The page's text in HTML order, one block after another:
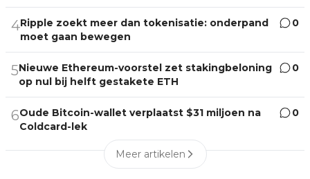
4Ripple zoekt meer dan tokenisatie: onderpand
moet gaan bewegen
0
5Nieuwe Ethereum-voorstel zet stakingbeloning
op nul bij helft gestakete ETH
0
6Oude Bitcoin-wallet verplaatst $31 miljoen na
Coldcard-lek
0
Meer artikelen